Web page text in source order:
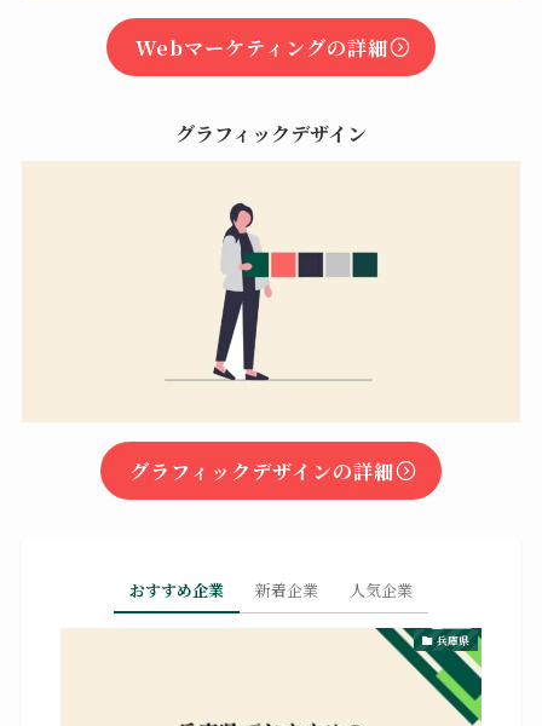
Webマーケティングの詳細
グラフィックデザイン
グラフィックデザインの詳細
おすすめ企業 新着企業 人気企業
兵庫県